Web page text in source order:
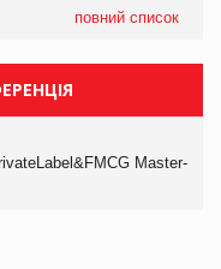
повний список
Master-